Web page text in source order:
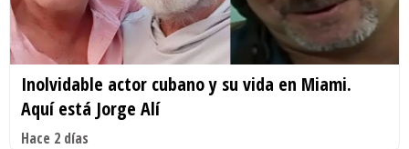
Inolvidable actor cubano y su vida en Miami.
Aquí está Jorge Alí
Hace 2 días